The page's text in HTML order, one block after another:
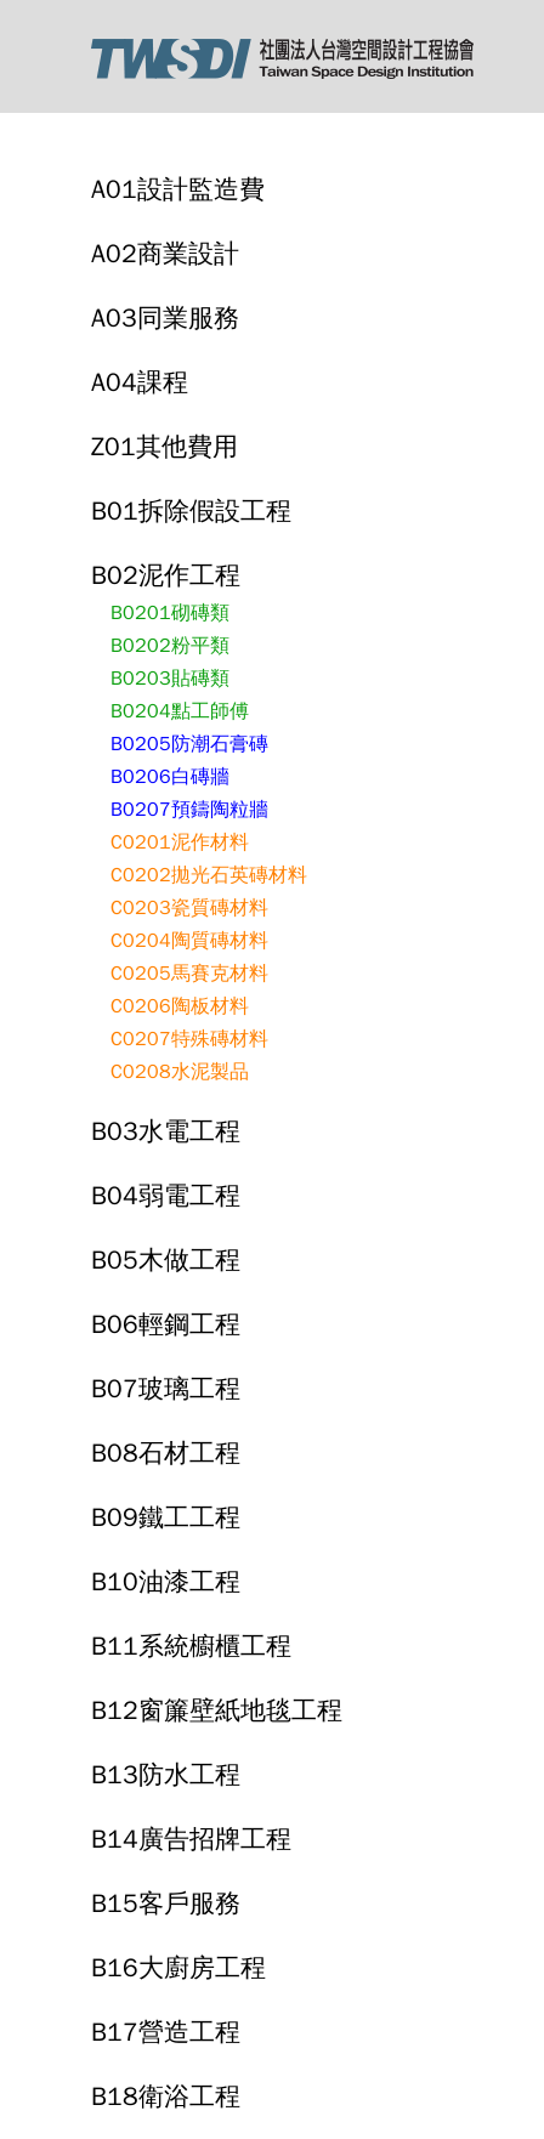
A01設計監造費
A02商業設計
A03同業服務
A04課程
Z01其他費用
B01拆除假設工程
B02泥作工程
B0201砌磚類
B0202粉平類
B0203貼磚類
B0204點工師傅
B0205防潮石膏磚
B0206白磚牆
B0207預鑄陶粒牆
C0201泥作材料
C0202拋光石英磚材料
C0203瓷質磚材料
C0204陶質磚材料
C0205馬賽克材料
C0206陶板材料
C0207特殊磚材料
C0208水泥製品
B03水電工程
B04弱電工程
B05木做工程
B06輕鋼工程
B07玻璃工程
B08石材工程
B09鐵工工程
B10油漆工程
B11系統櫥櫃工程
B12窗簾壁紙地毯工程
B13防水工程
B14廣告招牌工程
B15客戶服務
B16大廚房工程
B17營造工程
B18衛浴工程